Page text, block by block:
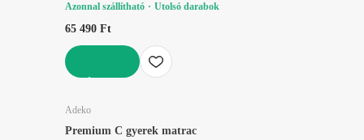
Azonnal szállítható
Utolsó darabok
65 490 Ft
Adeko
Premium C gyerek matrac